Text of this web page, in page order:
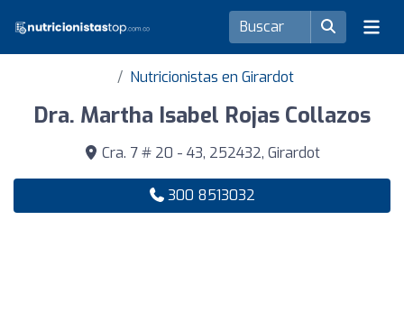
Nutricionistas en Girardot
Dra. Martha Isabel Rojas Collazos
Cra. 7 # 20 - 43, 252432, Girardot
300 8513032